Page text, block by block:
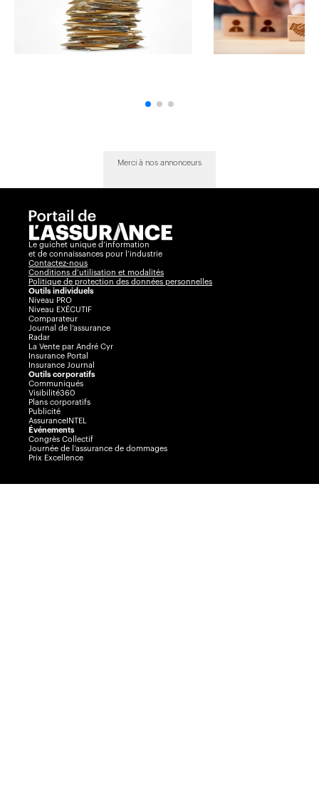
Merci à nos annonceurs
Le guichet unique d’information
et de connaissances pour l’industrie
Contactez-nous
Conditions d’utilisation et modalités
Politique de protection des données personnelles
Outils individuels
Niveau PRO
Niveau EXÉCUTIF
Comparateur
Journal de l’assurance
Radar
La Vente par André Cyr
Insurance Portal
Insurance Journal
Outils corporatifs
Communiqués
Visibilité360
Plans corporatifs
Publicité
AssuranceINTEL
Événements
Congrès Collectif
Journée de l’assurance de dommages
Prix Excellence